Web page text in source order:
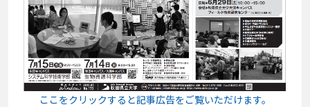
ここをクリックすると記事広告をご覧いただけます。